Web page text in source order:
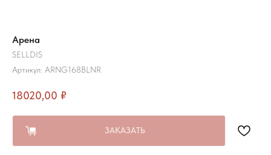
Арена
SELLDIS
Артикул: ARNG168BLNR
18020,00 ₽
ЗАКАЗАТЬ